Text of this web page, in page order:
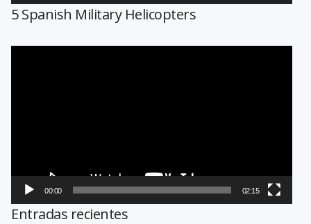
5 Spanish Military Helicopters
00:00 02:15
Entradas recientes